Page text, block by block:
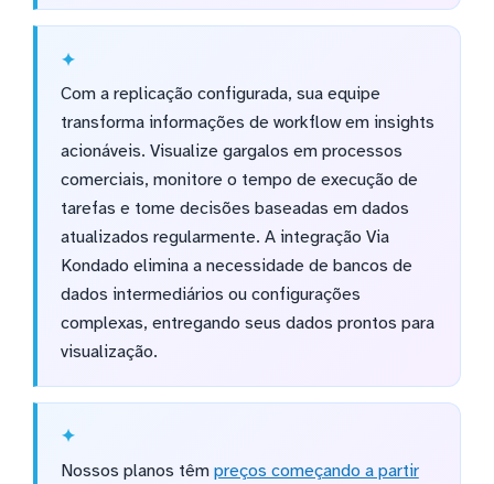
Com a replicação configurada, sua equipe
transforma informações de workflow em insights
acionáveis. Visualize gargalos em processos
comerciais, monitore o tempo de execução de
tarefas e tome decisões baseadas em dados
atualizados regularmente. A integração Via
Kondado elimina a necessidade de bancos de
dados intermediários ou configurações
complexas, entregando seus dados prontos para
visualização.
Nossos planos têm preços começando a partir